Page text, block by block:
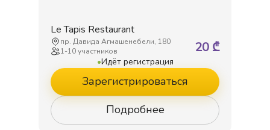
Le Tapis Restaurant
пр. Давида Агмашенебели, 180
1-10участников 20 ₾
•Идёт регистрация
Зарегистрироваться
Подробнее